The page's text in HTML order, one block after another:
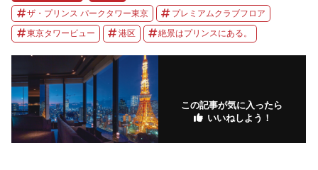
ザ・プリンス パークタワー東京 プレミアムクラブフロア
東京タワービュー 港区 絶景はプリンスにある。
この記事が気に入ったら
いいねしよう！